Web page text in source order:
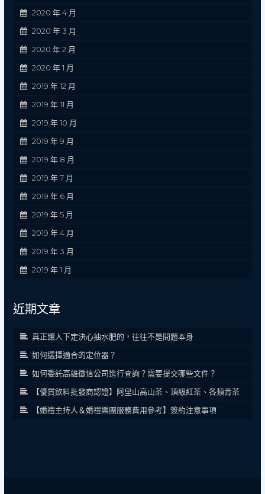
2020 年 4 月
2020 年 3 月
2020 年 2 月
2020 年 1 月
2019 年 12 月
2019 年 11 月
2019 年 10 月
2019 年 9 月
2019 年 8 月
2019 年 7 月
2019 年 6 月
2019 年 5 月
2019 年 4 月
2019 年 3 月
2019 年 1 月
近期文章
真正讓人下定決心抽水肥的，往往不是問題本身
如何選擇適合的定位器？
如何委託高雄徵信公司進行查詢？需要提交哪些文件？
【優質飲料批發商認證】阿里山高山茶、頂級紅茶、各類青茶
【婚禮主持人＆婚禮樂團服務費用參考】簽約注意事項